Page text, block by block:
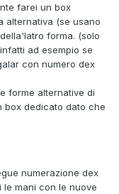
farei un box
alternativa (se usano
forma. (solo
ad esempio se
con numero dex
forme alternative di
box dedicato dato che
numerazione dex
le mani con le nuove